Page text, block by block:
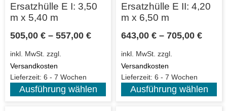
Ersatzhülle E I: 3,50
m x 5,40 m
505,00 € – 557,00 €
inkl. MwSt. zzgl.
Versandkosten
Lieferzeit: 6 - 7 Wochen
Ausführung wählen
Ersatzhülle E II: 4,20
m x 6,50 m
643,00 € – 705,00 €
inkl. MwSt. zzgl.
Versandkosten
Lieferzeit: 6 - 7 Wochen
Ausführung wählen